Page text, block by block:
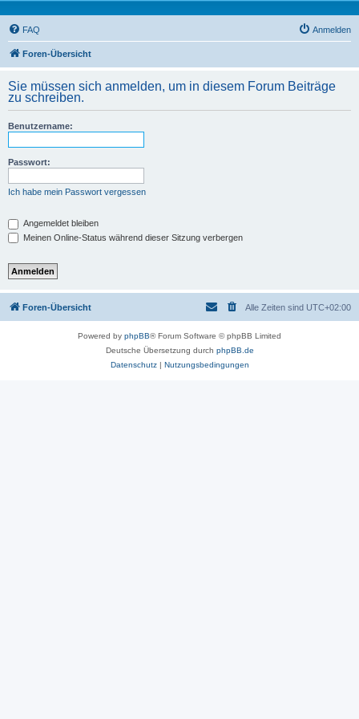
FAQ Anmelden
Foren-Übersicht
Sie müssen sich anmelden, um in diesem Forum Beiträge
zu schreiben.
Benutzername:
Passwort:
Ich habe mein Passwort vergessen
Angemeldet bleiben
Meinen Online-Status während dieser Sitzung verbergen
Foren-Übersicht Alle Zeiten sind UTC+02:00
Powered by phpBB® Forum Software © phpBB Limited
Deutsche Übersetzung durch phpBB.de
Datenschutz| Nutzungsbedingungen